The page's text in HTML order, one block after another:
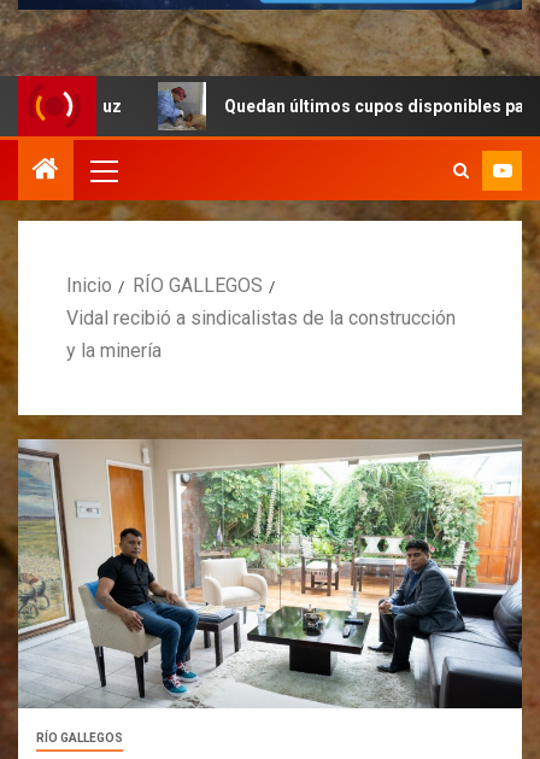
Quedan últimos cupos disponibles para
Inicio
RÍO GALLEGOS
Vidal recibió a sindicalistas de la construcción
y la minería
RÍO GALLEGOS